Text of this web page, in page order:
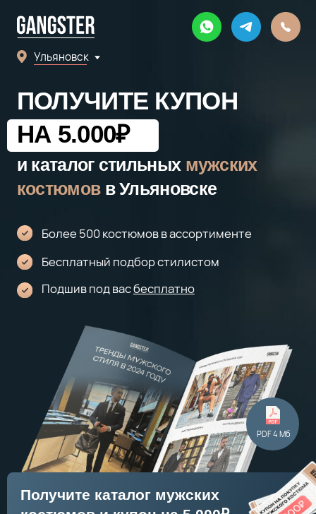
Более 500 костюмов в ассортименте
Ульяновск
Бесплатный подбор стилистом
Получите каталог мужских
костюмов и купон на 5.000₽
на покупку образа
Получить купон на 5.000₽ и
каталог в WhatsApp
НА 5.000₽
и каталог стильныхмужских
костюмов в Ульяновске